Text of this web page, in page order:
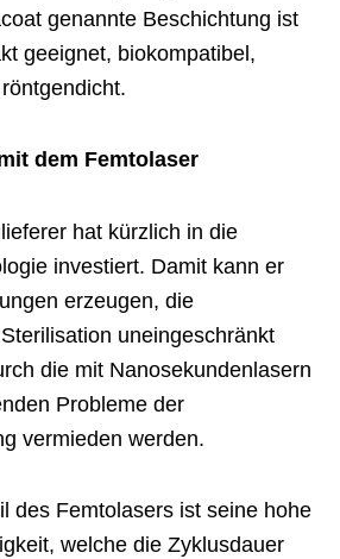
genannte Beschichtung ist
geeignet, biokompatibel,
dem Femtolaser
hat kürzlich in die
investiert. Damit kann er
erzeugen, die
uneingeschränkt
die mit Nanosekundenlasern
Probleme der
vermieden werden.
des Femtolasers ist seine hohe
welche die Zyklusdauer